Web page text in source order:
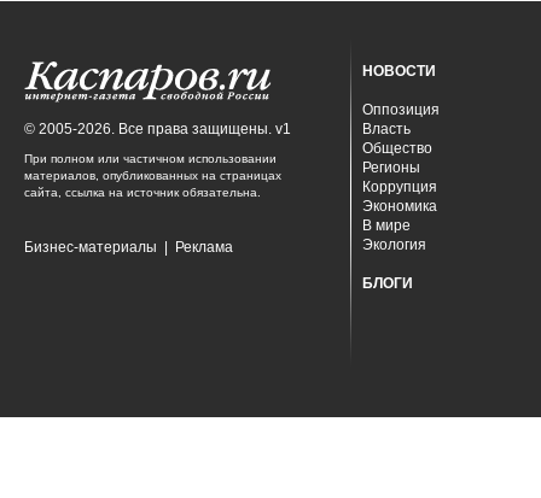
© 2005-2026. Все права защищены. v1
При полном или частичном использовании
материалов, опубликованных на страницах
сайта, ссылка на источник обязательна.
Бизнес-материалы Реклама
НОВОСТИ
Оппозиция
Власть
Общество
Регионы
Коррупция
Экономика
В мире
Экология
БЛОГИ